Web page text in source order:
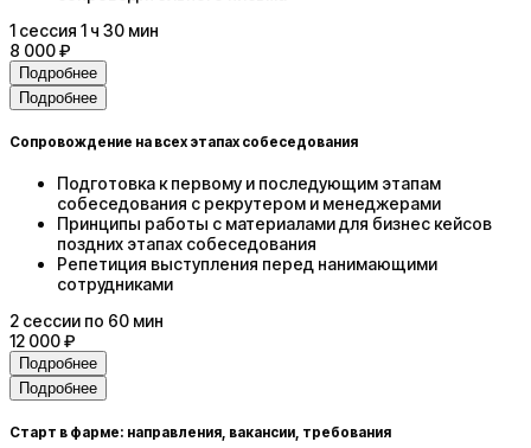
1 сессия 1 ч 30 мин
8 000 ₽
Подробнее
Подробнее
Сопровождение на всех этапах собеседования
Подготовка к первому и последующим этапам
собеседования с рекрутером и менеджерами
Принципы работы с материалами для бизнес кейсов
поздних этапах собеседования
Репетиция выступления перед нанимающими
сотрудниками
2 сессии по 60 мин
12 000 ₽
Подробнее
Подробнее
Старт в фарме: направления, вакансии, требования